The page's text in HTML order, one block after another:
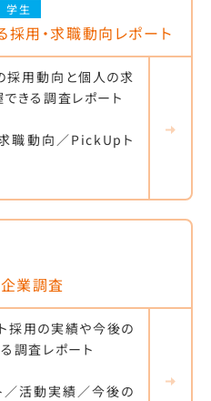
学生
用・求職動向レポート
採用動向と個人の求
きる調査レポート
職動向／PickUpト
業調査
採用の実績や今後の
調査レポート
／活動実績／今後の